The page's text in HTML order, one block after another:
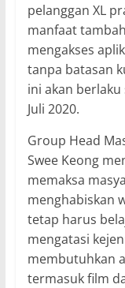
pelanggan XL
manfaat
mengakses
tanpa batasan
ini akan berlaku
Juli 2020.
Group Head
Swee Keong
memaksa
menghabiskan
tetap harus
mengatasi
membutuhkan
termasuk film